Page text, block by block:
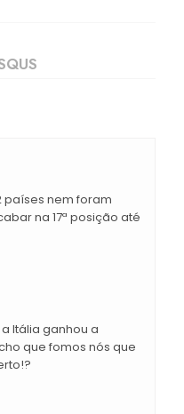
países nem foram
na 17ª posição até
Itália ganhou a
que fomos nós que